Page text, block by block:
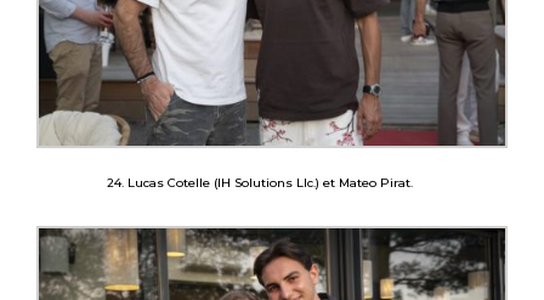
24. Lucas Cotelle (lH Solutions Llc.) et Mateo Pirat.